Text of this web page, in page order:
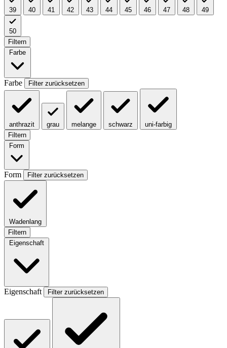
39 40 41 42 43 44 45 46 47 48 49
50
Filtern
Farbe
Farbe Filter zurücksetzen
anthrazit grau melange schwarz
uni-farbig
Filtern
Form
Form Filter zurücksetzen
Wadenlang
Filtern
Eigenschaft
Eigenschaft Filter zurücksetzen